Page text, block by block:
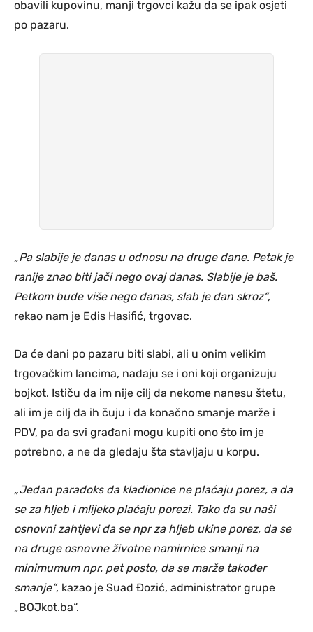
obavili kupovinu, manji trgovci kažu da se ipak osjeti
po pazaru.
„Pa slabije je danas u odnosu na druge dane. Petak je
ranije znao biti jači nego ovaj danas. Slabije je baš.
Petkom bude više nego danas, slab je dan skroz“,
rekao nam je Edis Hasifić, trgovac.
Da će dani po pazaru biti slabi, ali u onim velikim
trgovačkim lancima, nadaju se i oni koji organizuju
bojkot. Ističu da im nije cilj da nekome nanesu štetu,
ali im je cilj da ih čuju i da konačno smanje marže i
PDV, pa da svi građani mogu kupiti ono što im je
potrebno, a ne da gledaju šta stavljaju u korpu.
„Jedan paradoks da kladionice ne plaćaju porez, a da
se za hljeb i mlijeko plaćaju porezi. Tako da su naši
osnovni zahtjevi da se npr za hljeb ukine porez, da se
na druge osnovne životne namirnice smanji na
minimumum npr. pet posto, da se marže također
smanje“, kazao je Suad Đozić, administrator grupe
„BOJkot.ba“.